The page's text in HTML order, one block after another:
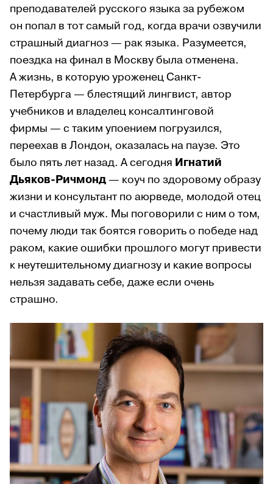
преподавателей русского языка за рубежом
он попал в тот самый год, когда врачи озвучили
страшный диагноз — рак языка. Разумеется,
поездка на финал в Москву была отменена.
А жизнь, в которую уроженец Санкт-
Петербурга — блестящий лингвист, автор
учебников и владелец консалтинговой
фирмы — с таким упоением погрузился,
переехав в Лондон, оказалась на паузе. Это
было пять лет назад. А сегодня Игнатий
Дьяков-Ричмонд— коуч по здоровому образу
жизни и консультант по аюрведе, молодой отец
и счастливый муж. Мы поговорили с ним о том,
почему люди так боятся говорить о победе над
раком, какие ошибки прошлого могут привести
к неутешительному диагнозу и какие вопросы
нельзя задавать себе, даже если очень
страшно.